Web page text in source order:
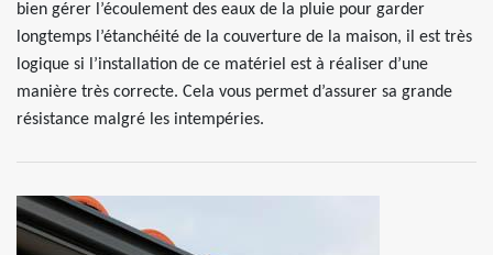
bien gérer l’écoulement des eaux de la pluie pour garder
longtemps l’étanchéité de la couverture de la maison, il est très
logique si l’installation de ce matériel est à réaliser d’une
manière très correcte. Cela vous permet d’assurer sa grande
résistance malgré les intempéries.